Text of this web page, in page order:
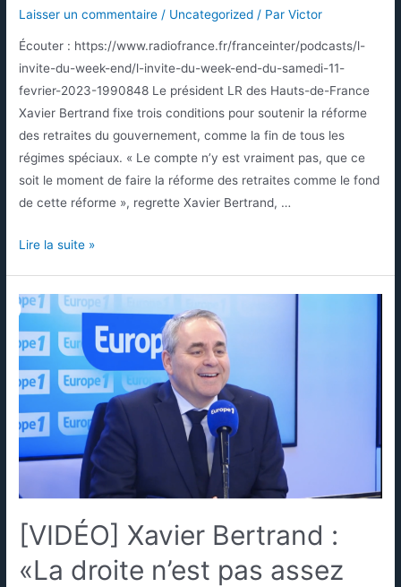
Laisser un commentaire / Uncategorized / ParVictor
Écouter : https://www.radiofrance.fr/franceinter/podcasts/l-
invite-du-week-end/l-invite-du-week-end-du-samedi-11-
fevrier-2023-1990848 Le président LR des Hauts-de-France
Xavier Bertrand fixe trois conditions pour soutenir la réforme
des retraites du gouvernement, comme la fin de tous les
régimes spéciaux. « Le compte n’y est vraiment pas, que ce
soit le moment de faire la réforme des retraites comme le fond
de cette réforme », regrette Xavier Bertrand, …
Lire la suite »
[VIDÉO] Xavier Bertrand :
«La droite n’est pas assez